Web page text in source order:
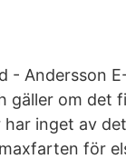
- Andersson
gäller om det
inget av
för